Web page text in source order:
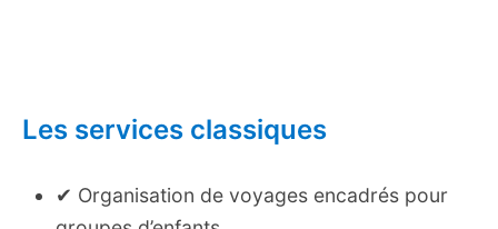
Les services classiques
✔ Organisation de voyages encadrés pour